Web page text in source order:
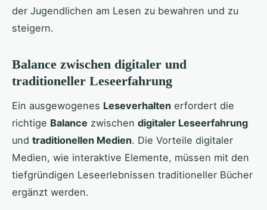
der Jugendlichen am Lesen zu bewahren und zu
steigern.
Balance zwischen digitaler und
traditioneller Leseerfahrung
Ein ausgewogenes Leseverhalten erfordert die
richtige Balance zwischen digitaler Leseerfahrung
und traditionellen Medien. Die Vorteile digitaler
Medien, wie interaktive Elemente, müssen mit den
tiefgründigen Leseerlebnissen traditioneller Bücher
ergänzt werden.